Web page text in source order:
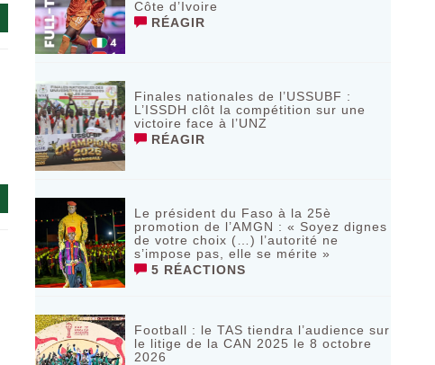
Côte d’Ivoire
RÉAGIR
Finales nationales de l’USSUBF :
L’ISSDH clôt la compétition sur une
victoire face à l’UNZ
RÉAGIR
Le président du Faso à la 25è
promotion de l’AMGN : « Soyez dignes
de votre choix (…) l’autorité ne
s’impose pas, elle se mérite »
5 RÉACTIONS
Football : le TAS tiendra l’audience sur
le litige de la CAN 2025 le 8 octobre
2026